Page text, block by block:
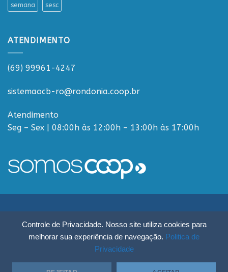
Controle de Privacidade. Nosso site utiliza cookies para
melhorar sua experiência de navegação. Politica de
Privacidade
semana sesc
ATENDIMENTO
(69) 99961-4247
sistemaocb-ro@rondonia.coop.br
Atendimento
Seg – Sex | 08:00h às 12:00h – 13:00h às 17:00h
Sistema OCB Rondônia © Todos os Direitos Reservados - R. Paulo
Macalão, 4675 - Flodoaldo Pontes Pinto, Porto Velho - RO, 76820-454